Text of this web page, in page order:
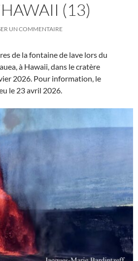
(13)
UN COMMENTAIRE
de la fontaine de lave lors du
à Hawaii, dans le cratère
2026. Pour information, le
le 23 avril 2026.